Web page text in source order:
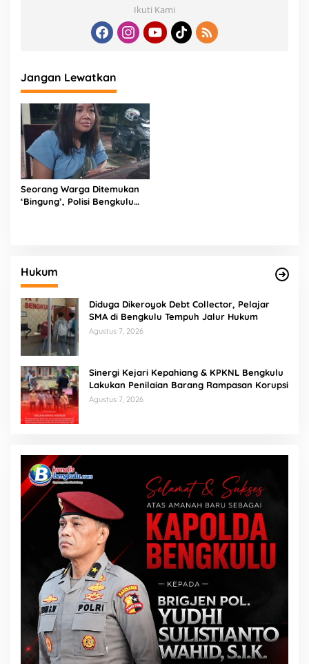
Ikuti Kami
Jangan Lewatkan
Seorang Warga Ditemukan
‘Bingung’, Polisi Bengkulu
Hukum
Diduga Dikeroyok Debt Collector, Pelajar
SMA di Bengkulu Tempuh Jalur Hukum
Agustus 7, 2026
Sinergi Kejari Kepahiang & KPKNL Bengkulu
Lakukan Penilaian Barang Rampasan Korupsi
Agustus 7, 2026